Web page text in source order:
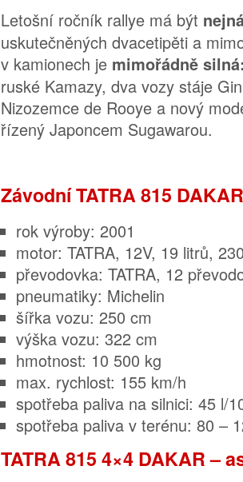
Letošní ročník rallye má být
uskutečněných dvacetipěti a
v kamionech je mimořádně
ruské Kamazy, dva vozy stáje
Nizozemce de Rooye a nový
řízený Japoncem Sugawarou.
Závodní TATRA 815
rok výroby: 2001
motor: TATRA, 12V, 19 litrů,
převodovka: TATRA, 12
pneumatiky: Michelin
šířka vozu: 250 cm
výška vozu: 322 cm
hmotnost: 10 500 kg
max. rychlost: 155 km/h
spotřeba paliva na silnici: 45 l/
spotřeba paliva v terénu: 80 –
TATRA 815 4×4 DAKAR –